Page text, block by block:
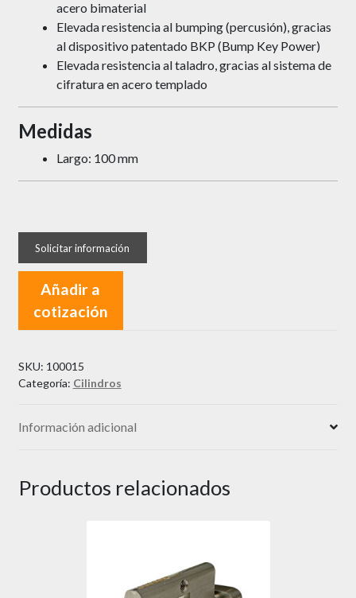
acero bimaterial
Elevada resistencia al bumping (percusión), gracias
al dispositivo patentado BKP (Bump Key Power)
Elevada resistencia al taladro, gracias al sistema de
cifratura en acero templado
Medidas
Largo: 100 mm
Añadir a
cotización
SKU: 100015
Categoría: Cilindros
Información adicional
Productos relacionados